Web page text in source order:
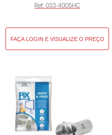
4005HC
Ref: 033-4005HC